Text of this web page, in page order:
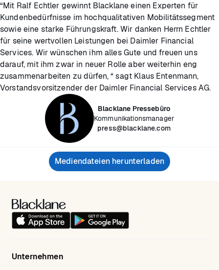
“Mit Ralf Echtler gewinnt Blacklane einen Experten für
Kundenbedürfnisse im hochqualitativen Mobilitätssegment
sowie eine starke Führungskraft. Wir danken Herrn Echtler
für seine wertvollen Leistungen bei Daimler Financial
Services. Wir wünschen ihm alles Gute und freuen uns
darauf, mit ihm zwar in neuer Rolle aber weiterhin eng
zusammenarbeiten zu dürfen, “ sagt Klaus Entenmann,
Vorstandsvorsitzender der Daimler Financial Services AG.
Blacklane Pressebüro
Kommunikationsmanager
press@blacklane.com
Mediendateien herunterladen
Unternehmen